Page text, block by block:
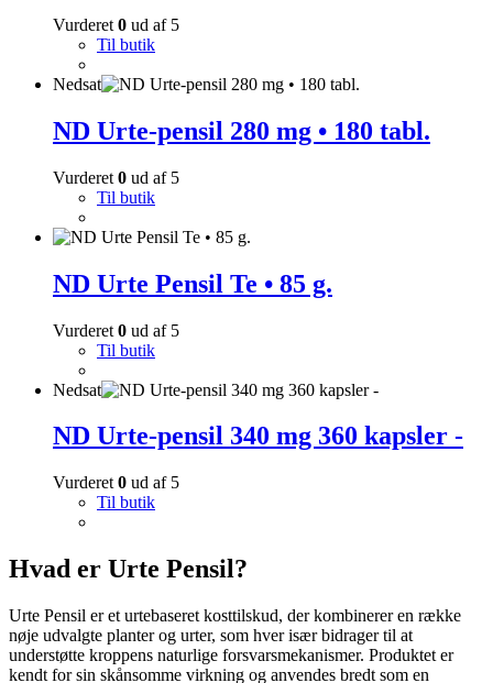
Vurderet 0 ud af 5
Til butik
Nedsat
ND Urte-pensil 280 mg • 180 tabl.
Vurderet 0 ud af 5
Til butik
ND Urte Pensil Te • 85 g.
Vurderet 0 ud af 5
Til butik
Nedsat
ND Urte-pensil 340 mg 360 kapsler -
Vurderet 0 ud af 5
Til butik
Hvad er Urte Pensil?
Urte Pensil er et urtebaseret kosttilskud, der kombinerer en række
nøje udvalgte planter og urter, som hver især bidrager til at
understøtte kroppens naturlige forsvarsmekanismer. Produktet er
kendt for sin skånsomme virkning og anvendes bredt som en